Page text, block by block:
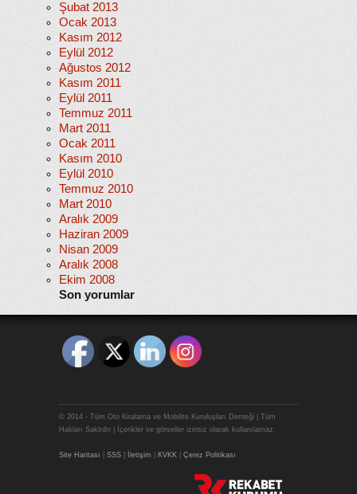
Şubat 2013
Ocak 2013
Kasım 2012
Eylül 2012
Ağustos 2012
Kasım 2011
Eylül 2011
Temmuz 2011
Mart 2011
Ocak 2011
Kasım 2010
Eylül 2010
Temmuz 2010
Mart 2010
Aralık 2009
Haziran 2009
Nisan 2009
Aralık 2008
Ekim 2008
Son yorumlar
© 2014 - Tüm Oto Kiralama ve Mobilite Kuruluşları Derneği | Tüm
Hakları Saklıdır | İçerikler ve görseller izinsiz olarak kullanılamaz.
Site Haritası SSS İletişim KVKK Çerez Politikası